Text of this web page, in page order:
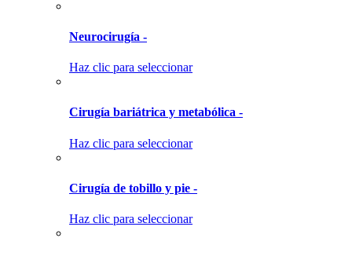
Neurocirugía -
Haz clic para seleccionar
Cirugía bariátrica y metabólica -
Haz clic para seleccionar
Cirugía de tobillo y pie -
Haz clic para seleccionar